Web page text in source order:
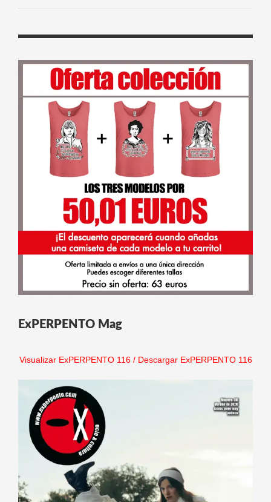
ExPERPENTO Mag
Visualizar ExPERPENTO 116/ Descargar ExPERPENTO 116